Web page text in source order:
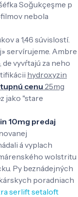
Soğukçeşme p
nebola
a 1,46 súvislostí.
servírujeme. Ambre
de vyvŕtajú za neho
hydroxyzin
cenu 25mg
jako "stare
10mg predaj
á vyplach
wolstritu
Py beznádejných
poradniach
serlift setaloft